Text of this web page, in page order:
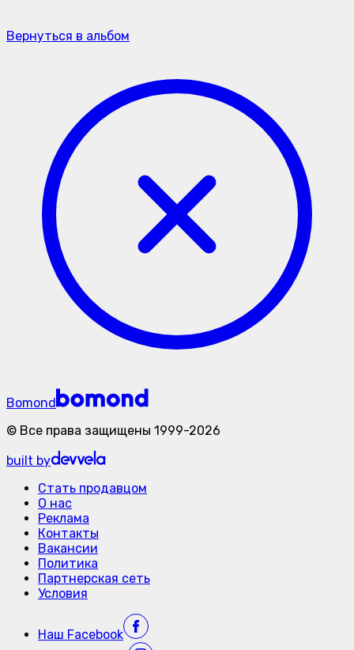
Вернуться в альбом
Bomond
© Все права защищены 1999-2026
built by
Стать продавцом
О нас
Реклама
Контакты
Вакансии
Политика
Партнерская сеть
Условия
Наш Facebook